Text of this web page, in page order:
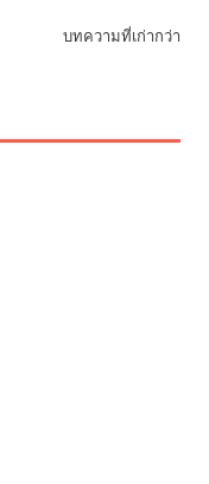
บทความที่เก่ากว่า